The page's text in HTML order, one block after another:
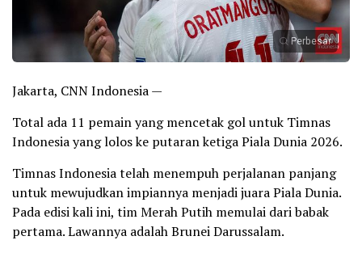
Perbesar
Jakarta, CNN Indonesia —
Total ada 11 pemain yang mencetak gol untuk Timnas
Indonesia yang lolos ke putaran ketiga Piala Dunia 2026.
Timnas Indonesia telah menempuh perjalanan panjang
untuk mewujudkan impiannya menjadi juara Piala Dunia.
Pada edisi kali ini, tim Merah Putih memulai dari babak
pertama. Lawannya adalah Brunei Darussalam.